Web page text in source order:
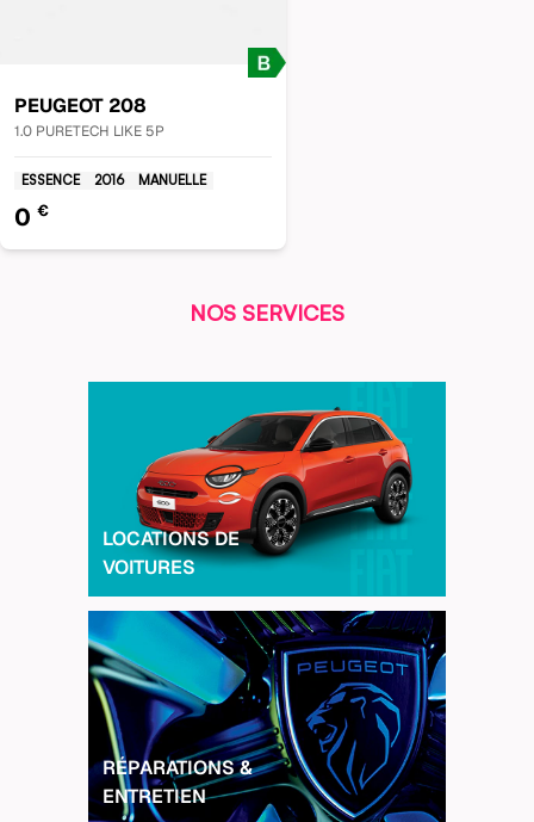
PEUGEOT 208
1.0 PURETECH LIKE 5P
ESSENCE 2016 MANUELLE
0 €
NOS SERVICES
LOCATIONS DE
VOITURES
RÉPARATIONS &
ENTRETIEN